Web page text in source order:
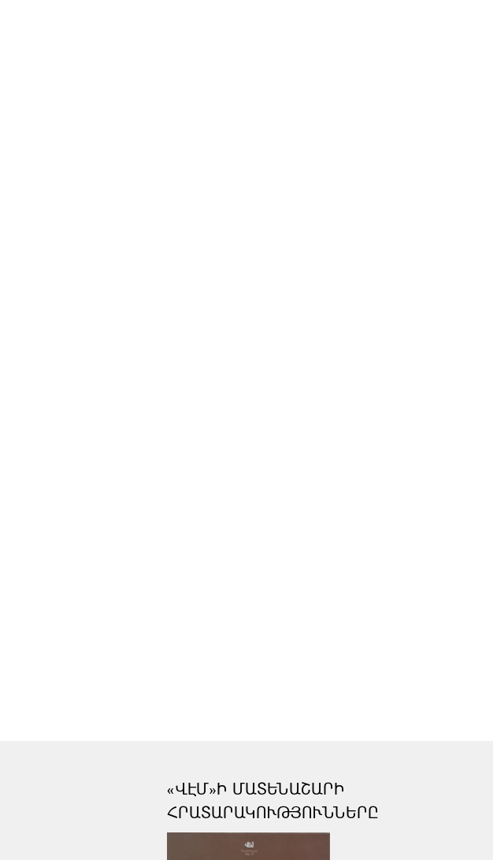
«ՎԷՄ»Ի ՄԱՏԵՆԱՇԱՐԻ
ՀՐԱՏԱՐԱԿՈՒԹՅՈՒՆՆԵՐԸ